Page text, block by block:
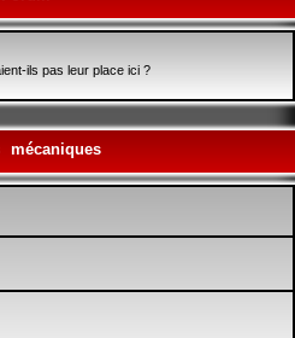
ils pas leur place ici ?
mécaniques